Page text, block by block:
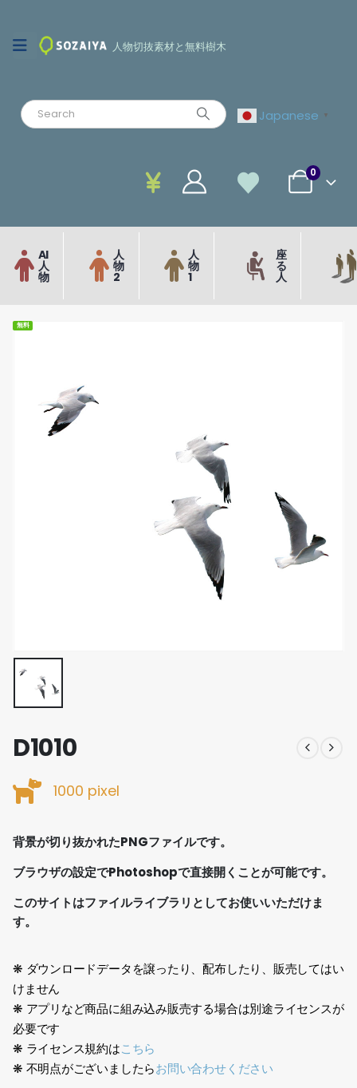
人物切抜素材と無料樹木
Japanese ▼
0
AI
人
物
人
物
2
人
物
1
座
る
人
無料
D1010
1000 pixel
背景が切り抜かれたPNGファイルです。
ブラウザの設定でPhotoshopで直接開くことが可能です。
このサイトはファイルライブラリとしてお使いいただけま
す。
❋ ダウンロードデータを譲ったり、配布したり、販売してはい
けません
❋ アプリなど商品に組み込み販売する場合は別途ライセンスが
必要です
❋ ライセンス規約はこちら
❋ 不明点がございましたらお問い合わせください